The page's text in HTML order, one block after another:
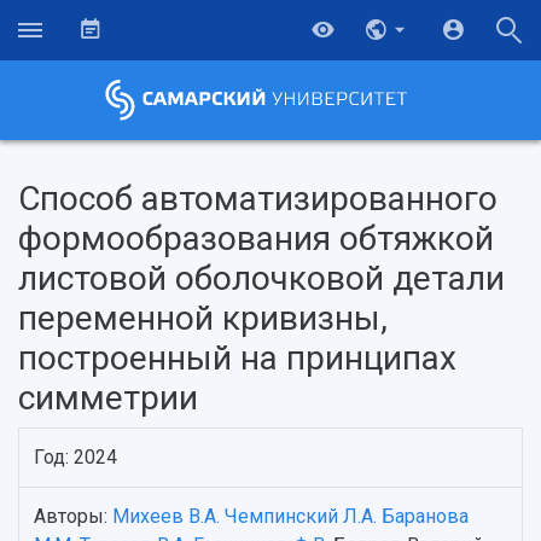
НАЗАД
История
Главные новости
Почему я выбираю Самарский университет?
Основные научные направления
Способ автоматизированного
формообразования обтяжкой
листовой оболочковой детали
переменной кривизны,
построенный на принципах
симметрии
Год: 2024
Авторы: Михеев В.А. Чемпинский Л.А. Баранова